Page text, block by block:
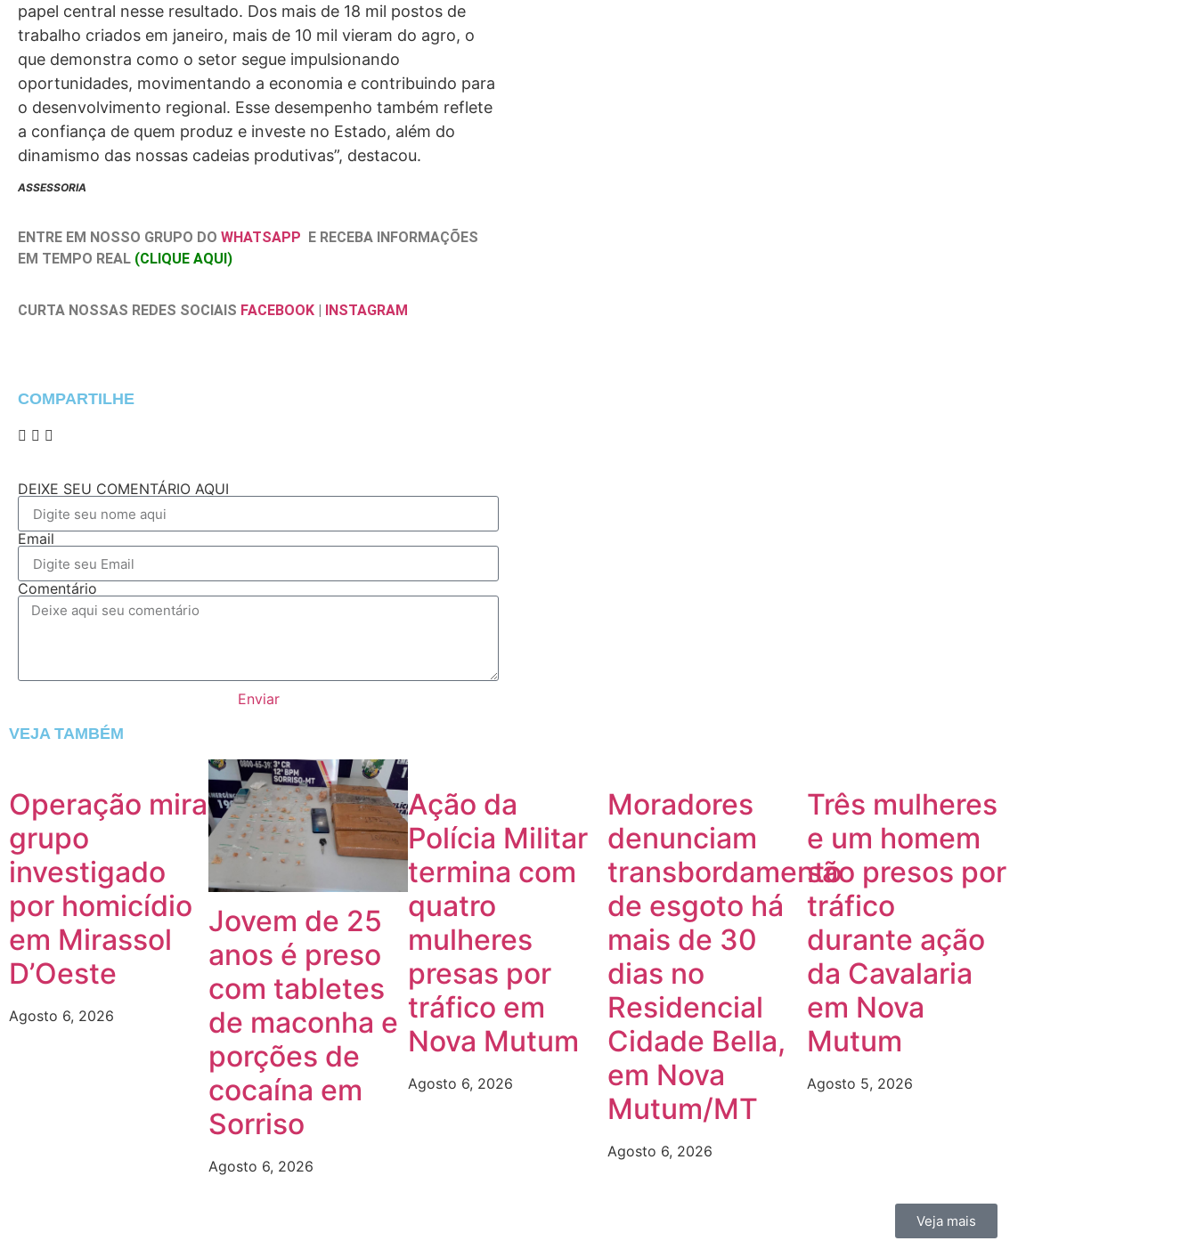
papel central nesse resultado. Dos mais de 18 mil postos de
trabalho criados em janeiro, mais de 10 mil vieram do agro, o
que demonstra como o setor segue impulsionando
oportunidades, movimentando a economia e contribuindo para
o desenvolvimento regional. Esse desempenho também reflete
a confiança de quem produz e investe no Estado, além do
dinamismo das nossas cadeias produtivas”, destacou.
ASSESSORIA
ENTRE EM NOSSO GRUPO DO WHATSAPP E RECEBA INFORMAÇÕES
EM TEMPO REAL (CLIQUE AQUI)
CURTA NOSSAS REDES SOCIAIS FACEBOOK | INSTAGRAM
COMPARTILHE
DEIXE SEU COMENTÁRIO AQUI
Email
Comentário
Enviar
VEJA TAMBÉM
Operação mira
grupo
investigado
por homicídio
em Mirassol
D’Oeste
Agosto 6, 2026
Jovem de 25
anos é preso
com tabletes
de maconha e
porções de
cocaína em
Sorriso
Agosto 6, 2026
Ação da
Polícia Militar
termina com
quatro
mulheres
presas por
tráfico em
Nova Mutum
Agosto 6, 2026
Moradores
denunciam
transbordamento
de esgoto há
mais de 30
dias no
Residencial
Cidade Bella,
em Nova
Mutum/MT
Agosto 6, 2026
Três mulheres
e um homem
são presos por
tráfico
durante ação
da Cavalaria
em Nova
Mutum
Agosto 5, 2026
Veja mais